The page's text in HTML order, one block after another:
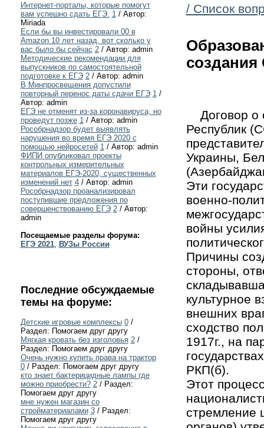
Интернет-порталы, которые помогут
вам успешно сдать ЕГЭ. 1/ Автор:
Miriada
Если бы вы инвестировали 00 в
Amazon 10 лет назад, вот сколько у
вас было бы сейчас 2/ Автор: admin
Методические рекомендации для
выпускников по самостоятельной
подготовке к ЕГЭ 2/ Автор: admin
В Минпросвещения допустили
повторный перенос даты сдачи ЕГЭ 1/
Автор: admin
ЕГЭ не отменят из-за коронавируса, но
проведут позже 1/ Автор: admin
Рособрнадзор будет выявлять
нарушения во время ЕГЭ 2020 с
помощью нейросетей 1/ Автор: admin
ФИПИ опубликовал проекты
контрольных измерительных
материалов ЕГЭ-2020, существенных
изменений нет 4/ Автор: admin
Рособрнадзор проанализировал
поступившие предложения по
совершенствованию ЕГЭ 2/ Автор:
admin
Посещаемые разделы форума:
ЕГЭ 2021, ВУЗы России
Последние обсуждаемые
темы на форуме:
Детские игровые комплексы 0/
Раздел: Помогаем друг другу
Мягкая кровать без изголовья 2/
Раздел: Помогаем друг другу
Очень нужно купить права на трактор
0/ Раздел: Помогаем друг другу
кто знает бактерицидные лампы где
можно приобрести? 2/ Раздел:
Помогаем друг другу
мне нужен магазин со
стройматериалами 3/ Раздел:
Помогаем друг другу
/ Список
Договор о
Республик
Украины,
Эти
военно-
войны
Причины
стороны,
культурное
внешних
сходство
1917г., на
РКП(б).
Этот
стремление